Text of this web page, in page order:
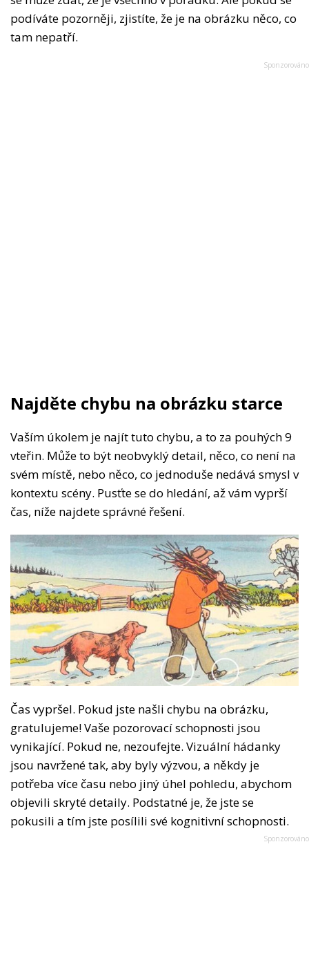
podíváte pozorněji, zjistíte, že je na obrázku něco, co
tam nepatří.
Najděte chybu na obrázku starce
Vaším úkolem je najít tuto chybu, a to za pouhých 9
vteřin. Může to být neobvyklý detail, něco, co není na
svém místě, nebo něco, co jednoduše nedává smysl v
kontextu scény. Pusťte se do hledání, až vám vyprší
čas, níže najdete správné řešení.
Čas vypršel. Pokud jste našli chybu na obrázku,
gratulujeme! Vaše pozorovací schopnosti jsou
vynikající. Pokud ne, nezoufejte. Vizuální hádanky
jsou navržené tak, aby byly výzvou, a někdy je
potřeba více času nebo jiný úhel pohledu, abychom
objevili skryté detaily. Podstatné je, že jste se
pokusili a tím jste posílili své kognitivní schopnosti.